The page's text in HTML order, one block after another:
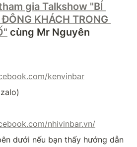
gia Talkshow "BÍ
KHÁCH TRONG
cùng Mr Nguyên
kenvinbar
nhivinbar.vn/
dưới nếu bạn thấy hướng dẫn